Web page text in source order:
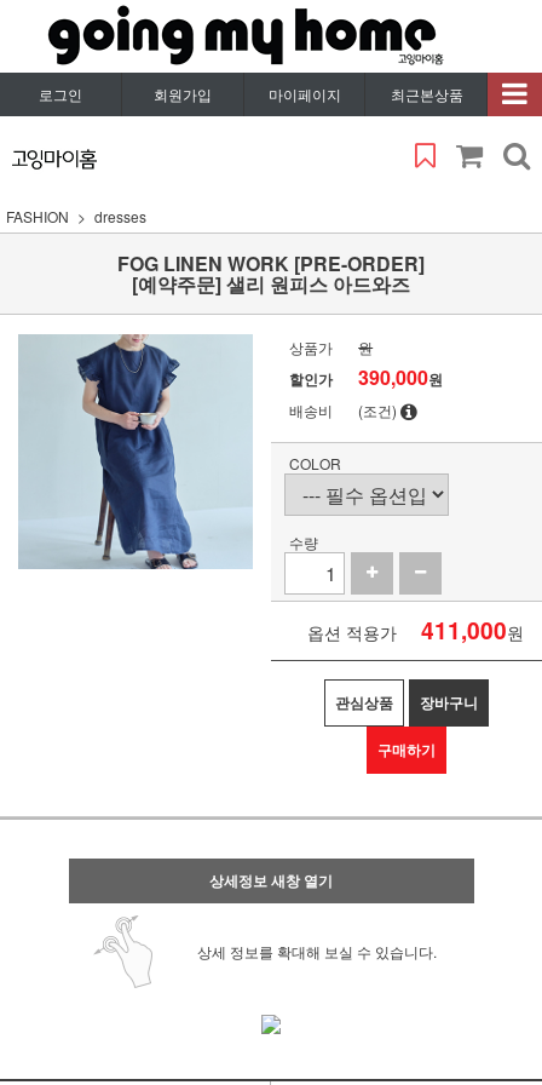
로그인 회원가입 마이페이지 최근본상품
FASHION dresses
FOG LINEN WORK [PRE-ORDER]
[예약주문] 샐리 원피스 아드와즈
상품가 원
할인가 390,000원
배송비 (조건)
COLOR
수량
옵션 적용가 411,000원
관심상품 장바구니
구매하기
상세정보 새창 열기
상세 정보를 확대해 보실 수 있습니다.